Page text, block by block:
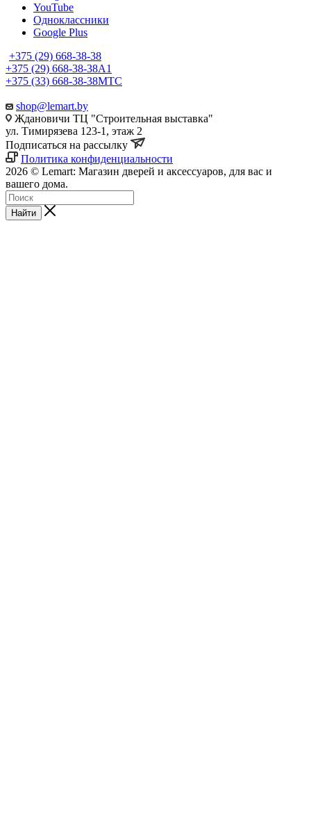
YouTube
Одноклассники
Google Plus
+375 (29) 668-38-38
+375 (29) 668-38-38A1
+375 (33) 668-38-38МТС
shop@lemart.by
Ждановичи ТЦ "Строительная выставка"
ул. Тимирязева 123-1, этаж 2
Подписаться на рассылку
Политика конфиденциальности
2026 © Lemart: Магазин дверей и аксессуаров, для вас и
вашего дома.
Найти